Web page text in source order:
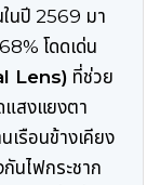
นปี 2569 มา
โดดเด่น
Lens) ที่ช่วย
สงแยงตา
รือนข้างเคียง
นไฟกระชาก